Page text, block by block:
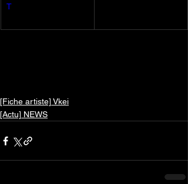
T
[Fiche artiste] Vkei
[Actu] NEWS